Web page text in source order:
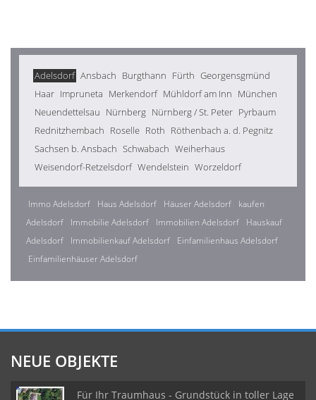
Adelsdorf Ansbach Burgthann Fürth Georgensgmünd
Haar Impruneta Merkendorf Mühldorf am Inn München
Neuendettelsau Nürnberg Nürnberg / St. Peter Pyrbaum
Rednitzhembach Roselle Roth Röthenbach a. d. Pegnitz
Sachsen b. Ansbach Schwabach Weiherhaus
Weisendorf-Retzelsdorf Wendelstein Worzeldorf
Immo Adelsdorf Haus Adelsdorf Häuser Adelsdorf
kaufen
Adelsdorf
Immobilie Adelsdorf Immobilien Adelsdorf
Hauskauf
Adelsdorf
Immobilienkauf Adelsdorf
Einfamilienhaus Adelsdorf
Einfamilienhäuser Adelsdorf
NEUE OBJEKTE
Für Ihr Traumhaus - Grundstück in toller Lage